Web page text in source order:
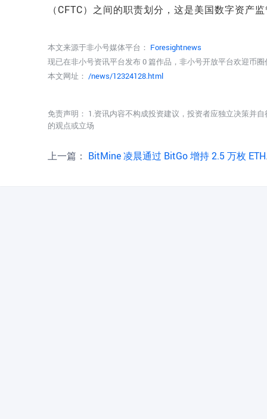
（CFTC）之间的职责划分，这是美国数字资产
本文来源于非小号媒体平台： Foresightnews
现已在非小号资讯平台发布 0 篇作品，非小号开放平台欢迎币
本文网址： /news/12324128.html
免责声明： 1.资讯内容不构成投资建议，投资者应独立决策并
的观点或立场
上一篇： BitMine 凌晨通过 BitGo 增持 2.5 万枚 ETH，约合 4798 万美元